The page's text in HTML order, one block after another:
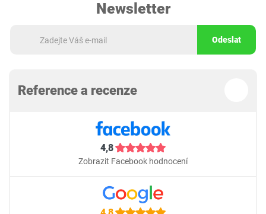
Newsletter
Odeslat
Reference a recenze
4,8
Zobrazit Facebook hodnocení